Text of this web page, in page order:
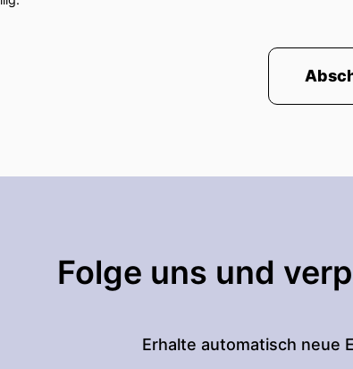
Folge uns und
Erhalte automatisch neue